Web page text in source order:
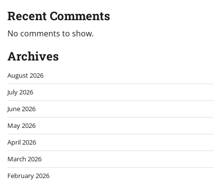
Recent Comments
No comments to show.
Archives
August 2026
July 2026
June 2026
May 2026
April 2026
March 2026
February 2026